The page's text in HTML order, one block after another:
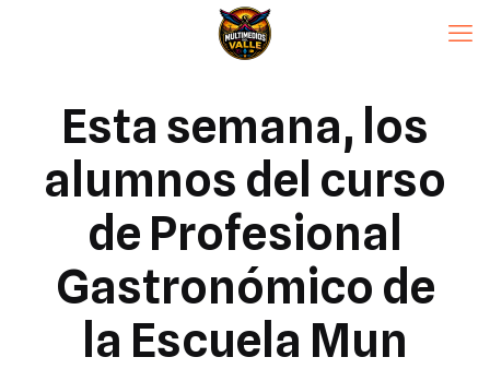
Esta semana, los
alumnos del curso
de Profesional
Gastronómico de
la Escuela Mun